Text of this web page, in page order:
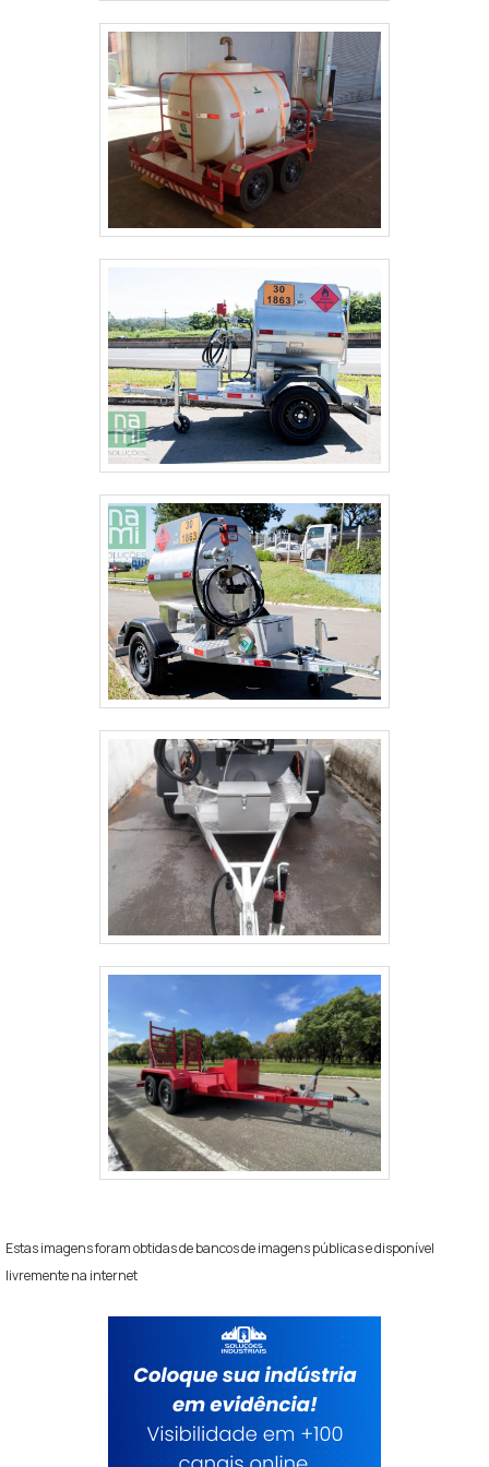
segurança e durabilidade da carretinha.
COMO ESCOLHER O FEIXE DE MOLA
CERTO PARA UMA CARRETINHA 500 KG?
Ao escolher, verifique a capacidade nominal (500
kg neste caso), o comprimento do feixe, a largura
da pista e o tipo de montagem no eixo. Considere
também a qualidade do aço, tratamento térmico e
acabamento contra corrosão para garantir
Confirme compatibilidade com o eixo e suportes
existentes e, se possível, consulte a ficha técnica
do fabricante ou um mecânico para ajustar a
rigidez da suspensão conforme a carga prevista e
o uso (urbano, estradas de terra, etc.).
QUAIS SÃO OS SINAIS DE DESGASTE DO
FEIXE DE MOLA E QUANDO SUBSTITUÍ-
Sinais comuns de desgaste incluem folgas
excessivas, chapas empenadas, trincas, ruídos ao
passar por irregularidades e desnível lateral da
carretinha. Também observe corrosão avançada
nos pontos de contato e olhais desgastados.
Substitua o feixe se houver deformação visível,
perda de capacidade de carga ou qualquer dano
que comprometa a segurança. Trocas periódicas
são recomendadas se a carretinha tiver uso
intenso ou exposição a água e sal, que aceleram a
corrosão.
COMO É FEITA A INSTALAÇÃO DO FEIXE
DE MOLA PARA CARRETINHA 500 KG?
A instalação envolve elevar a carretinha, remover
rodas e fixações antigas, posicionar o novo feixe
no centro do eixo, e apertar braçadeiras,
parafusos ou olhais conforme especificação do
fabricante. É fundamental seguir o torque
recomendado e usar peças de fixação novas
quando indicado.
Recomenda-se que a montagem seja feita por
profissional qualificado ou em oficina com
vibrações e preservar a garantia do componente.
DE OUTRA CAPACIDADE PARA UMA
CARRETINHA 500 KG?
Tecnicamente é possível adaptar, mas não é
recomendado trocar por um feixe com capacidade
muito diferente. Um feixe de menor capacidade
Estas imagens foram obtidas de bancos de imagens públicas e disponível
livremente na internet